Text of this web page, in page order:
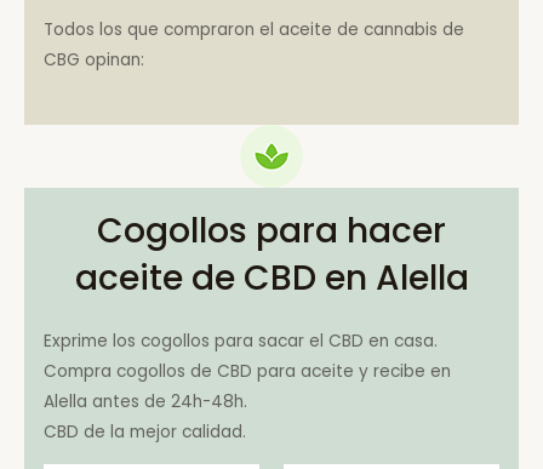
Todos los que compraron el aceite de cannabis de
CBG opinan:
Cogollos para hacer
aceite de CBD en Alella
Exprime los cogollos para sacar el CBD en casa.
Compra cogollos de CBD para aceite y recibe en
Alella antes de 24h-48h.
CBD de la mejor calidad.